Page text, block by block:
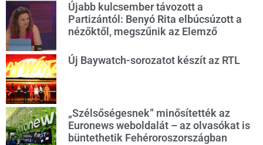
Újabb kulcsember távozott a
Partizántól: Benyó Rita elbúcsúzott a
nézőktől, megszűnik az Elemző
Új Baywatch-sorozatot készít az RTL
„Szélsőségesnek” minősítették az
Euronews weboldalát – az olvasókat is
büntethetik Fehéroroszországban